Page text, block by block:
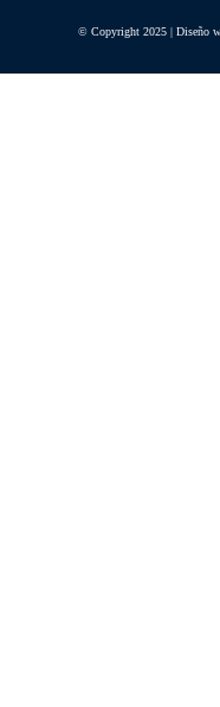
© Copyright 2025 | Diseño